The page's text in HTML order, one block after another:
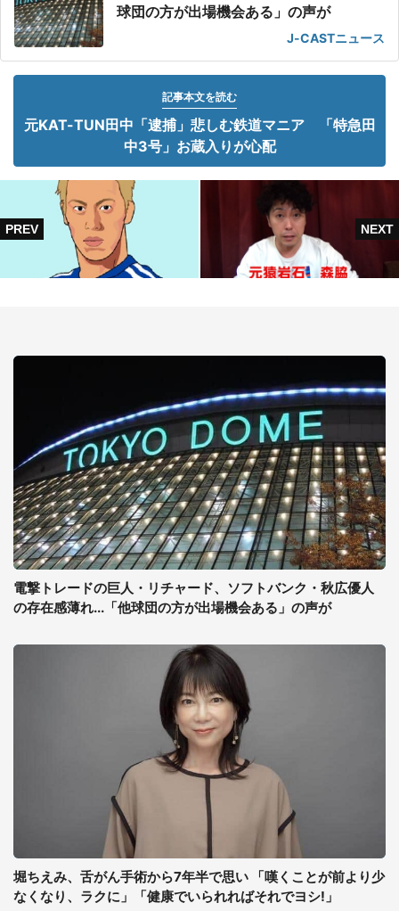
球団の方が出場機会ある」の声が
J-CASTニュース
記事本文を読む
元KAT-TUN田中「逮捕」悲しむ鉄道マニア 「特急田
中3号」お蔵入りが心配
電撃トレードの巨人・リチャード、ソフトバンク・秋広優人
の存在感薄れ...「他球団の方が出場機会ある」の声が
堀ちえみ、舌がん手術から7年半で思い 「嘆くことが前より少
なくなり、ラクに」「健康でいられればそれでヨシ!」